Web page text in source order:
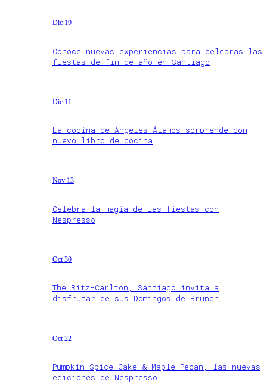
Dic 19
Conoce nuevas experiencias para celebras las
fiestas de fin de año en Santiago
Dic 11
La cocina de Ángeles Álamos sorprende con
nuevo libro de cocina
Nov 13
Celebra la magia de las fiestas con
Nespresso
Oct 30
The Ritz-Carlton, Santiago invita a
disfrutar de sus Domingos de Brunch
Oct 22
Pumpkin Spice Cake & Maple Pecan, las nuevas
ediciones de Nespresso